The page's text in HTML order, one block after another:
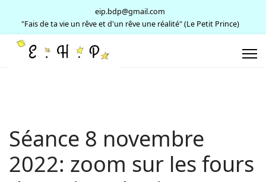
eip.bdp@gmail.com
"Fais de ta vie un rêve et d'un rêve une réalité" (Le Petit Prince)
Séance 8 novembre
2022: zoom sur les fours